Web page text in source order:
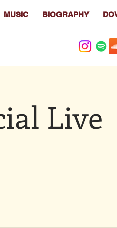
MUSIC BIOGRAPHY